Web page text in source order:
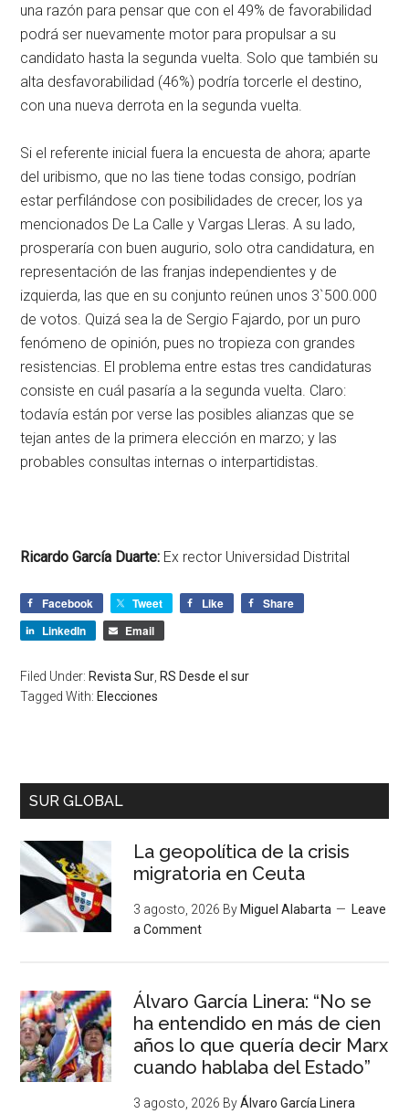
una razón para pensar que con el 49% de favorabilidad
podrá ser nuevamente motor para propulsar a su
candidato hasta la segunda vuelta. Solo que también su
alta desfavorabilidad (46%) podría torcerle el destino,
con una nueva derrota en la segunda vuelta.
Si el referente inicial fuera la encuesta de ahora; aparte
del uribismo, que no las tiene todas consigo, podrían
estar perfilándose con posibilidades de crecer, los ya
mencionados De La Calle y Vargas Lleras. A su lado,
prosperaría con buen augurio, solo otra candidatura, en
representación de las franjas independientes y de
izquierda, las que en su conjunto reúnen unos 3`500.000
de votos. Quizá sea la de Sergio Fajardo, por un puro
fenómeno de opinión, pues no tropieza con grandes
resistencias. El problema entre estas tres candidaturas
consiste en cuál pasaría a la segunda vuelta. Claro:
todavía están por verse las posibles alianzas que se
tejan antes de la primera elección en marzo; y las
probables consultas internas o interpartidistas.
Ricardo García Duarte: Ex rector Universidad Distrital
Facebook Tweet Like
Share
LinkedIn
Email
Filed Under: Revista Sur RS Desde el sur
Tagged With: Elecciones
SUR GLOBAL
La geopolítica de la crisis
migratoria en Ceuta
3 agosto, 2026 By Miguel Alabarta
Leave
a Comment
Álvaro García Linera: “No se
ha entendido en más de cien
años lo que quería decir Marx
cuando hablaba del Estado”
3 agosto, 2026 ByÁlvaro García Linera